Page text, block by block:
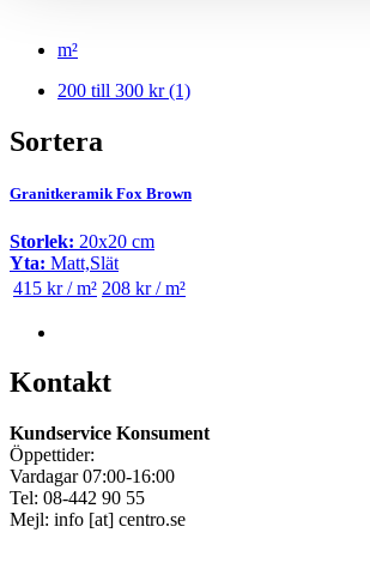
m²
200 till 300 kr(1)
Sortera
Granitkeramik Fox Brown
Storlek: 20x20 cm
Yta: Matt,Slät
415 kr / m² 208 kr / m²
Kontakt
Kundservice Konsument
Öppettider:
Vardagar 07:00-16:00
Tel: 08-442 90 55
Mejl: info [at] centro.se